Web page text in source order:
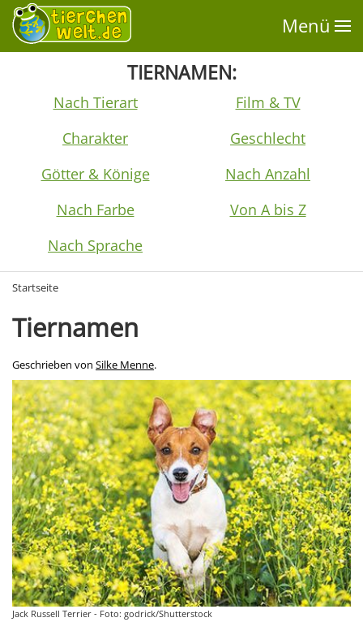
Menü
TIERNAMEN:
Nach Tierart
Charakter
Götter & Könige
Nach Farbe
Nach Sprache
Film & TV
Geschlecht
Nach Anzahl
Von A bis Z
Startseite
Tiernamen
Geschrieben von Silke Menne.
Jack Russell Terrier - Foto: godrick/Shutterstock